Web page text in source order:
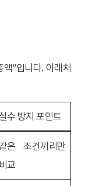
”입니다. 아래처
수 방지 포인트
은 조건끼리만
비교